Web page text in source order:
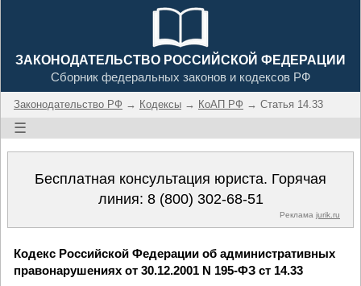
ЗАКОНОДАТЕЛЬСТВО РОССИЙСКОЙ ФЕДЕРАЦИИ
Сборник федеральных законов и кодексов РФ
Законодательство РФ → Кодексы → КоАП РФ → Статья 14.33
☰
Бесплатная консультация юриста. Горячая
линия: 8 (800) 302-68-51
Реклама jurik.ru
Кодекс Российской Федерации об административных
правонарушениях от 30.12.2001 N 195-ФЗ ст 14.33